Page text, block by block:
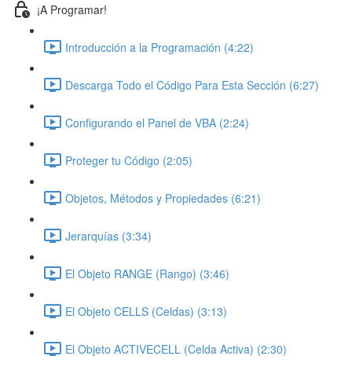
¡A Programar!
Introducción a la Programación (4:22)
Descarga Todo el Código Para Esta Sección (6:27)
Configurando el Panel de VBA (2:24)
Proteger tu Código (2:05)
Objetos, Métodos y Propiedades (6:21)
Jerarquías (3:34)
El Objeto RANGE (Rango) (3:46)
El Objeto CELLS (Celdas) (3:13)
El Objeto ACTIVECELL (Celda Activa) (2:30)